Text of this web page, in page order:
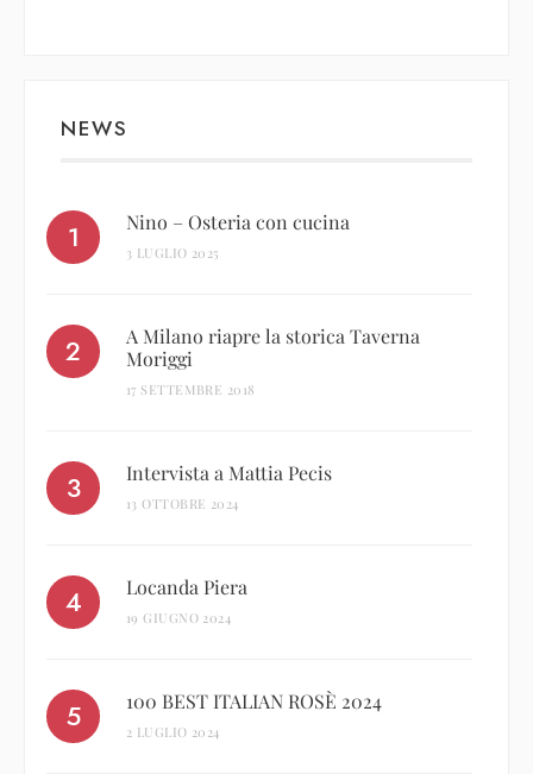
NEWS
Nino – Osteria con cucina
3 LUGLIO 2025
A Milano riapre la storica Taverna
Moriggi
17 SETTEMBRE 2018
Intervista a Mattia Pecis
13 OTTOBRE 2024
Locanda Piera
19 GIUGNO 2024
100 BEST ITALIAN ROSÈ 2024
2 LUGLIO 2024